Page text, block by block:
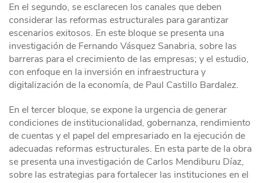
En el segundo, se esclarecen los canales que deben
considerar las reformas estructurales para garantizar
escenarios exitosos. En este bloque se presenta una
investigación de Fernando Vásquez Sanabria, sobre las
barreras para el crecimiento de las empresas; y el estudio,
con enfoque en la inversión en infraestructura y
digitalización de la economía, de Paul Castillo Bardalez.
En el tercer bloque, se expone la urgencia de generar
condiciones de institucionalidad, gobernanza, rendimiento
de cuentas y el papel del empresariado en la ejecución de
adecuadas reformas estructurales. En esta parte de la obra
se presenta una investigación de Carlos Mendiburu Díaz,
sobre las estrategias para fortalecer las instituciones en el